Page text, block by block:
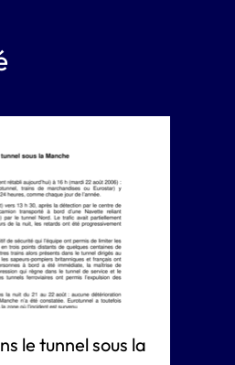
le tunnel sous la